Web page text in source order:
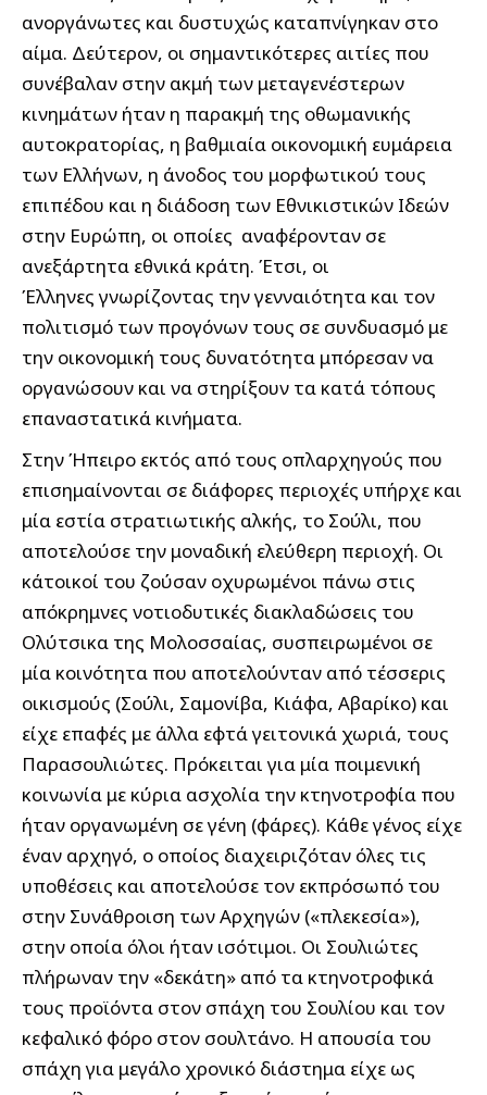
ανοργάνωτες και δυστυχώς καταπνίγηκαν στο
αίμα. Δεύτερον, οι σημαντικότερες αιτίες που
συνέβαλαν στην ακμή των μεταγενέστερων
κινημάτων ήταν η παρακμή της οθωμανικής
αυτοκρατορίας, η βαθμιαία οικονομική ευμάρεια
των Ελλήνων, η άνοδος του μορφωτικού τους
επιπέδου και η διάδοση των Εθνικιστικών Ιδεών
στην Ευρώπη, οι οποίες αναφέρονταν σε
ανεξάρτητα εθνικά κράτη. Έτσι, οι
Έλληνες γνωρίζοντας την γενναιότητα και τον
πολιτισμό των προγόνων τους σε συνδυασμό με
την οικονομική τους δυνατότητα μπόρεσαν να
οργανώσουν και να στηρίξουν τα κατά τόπους
επαναστατικά κινήματα.
Στην Ήπειρο εκτός από τους οπλαρχηγούς που
επισημαίνονται σε διάφορες περιοχές υπήρχε και
μία εστία στρατιωτικής αλκής, το Σούλι, που
αποτελούσε την μοναδική ελεύθερη περιοχή. Οι
κάτοικοί του ζούσαν οχυρωμένοι πάνω στις
απόκρημνες νοτιοδυτικές διακλαδώσεις του
Ολύτσικα της Μολοσσαίας, συσπειρωμένοι σε
μία κοινότητα που αποτελούνταν από τέσσερις
οικισμούς (Σούλι, Σαμονίβα, Κιάφα, Αβαρίκο) και
είχε επαφές με άλλα εφτά γειτονικά χωριά, τους
Παρασουλιώτες. Πρόκειται για μία ποιμενική
κοινωνία με κύρια ασχολία την κτηνοτροφία που
ήταν οργανωμένη σε γένη (φάρες). Κάθε γένος είχε
έναν αρχηγό, ο οποίος διαχειριζόταν όλες τις
υποθέσεις και αποτελούσε τον εκπρόσωπό του
στην Συνάθροιση των Αρχηγών («πλεκεσία»),
στην οποία όλοι ήταν ισότιμοι. Οι Σουλιώτες
πλήρωναν την «δεκάτη» από τα κτηνοτροφικά
τους προϊόντα στον σπάχη του Σουλίου και τον
κεφαλικό φόρο στον σουλτάνο. Η απουσία του
σπάχη για μεγάλο χρονικό διάστημα είχε ως